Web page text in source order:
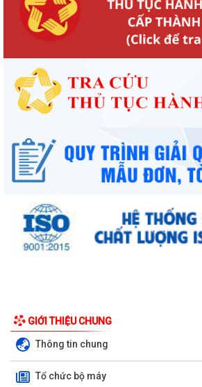
GIỚI THIỆU CHUNG
Thông tin chung
Tổ chức bộ máy